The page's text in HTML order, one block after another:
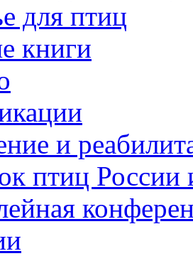
для птиц
книги
и
птиц России